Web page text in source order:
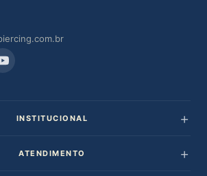
INSTITUCIONAL
ATENDIMENTO